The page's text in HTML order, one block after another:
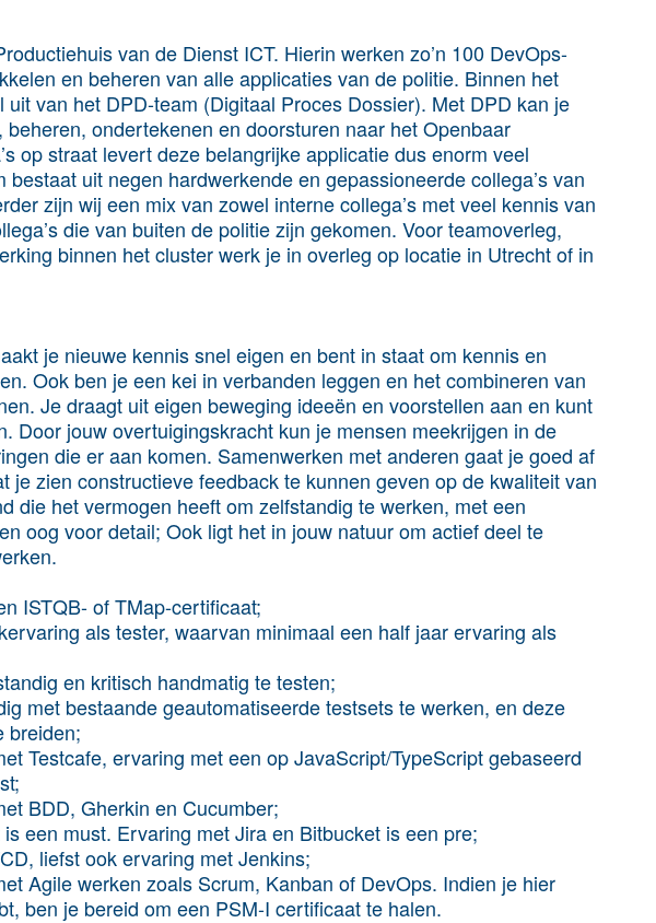
van de Dienst ICT. Hierin werken zo’n 100 DevOps-
en beheren van alle applicaties van de politie. Binnen het
uit van het DPD-team (Digitaal Proces Dossier). Met DPD kan je
ondertekenen en doorsturen naar het Openbaar
op straat levert deze belangrijke applicatie dus enorm veel
uit negen hardwerkende en gepassioneerde collega’s van
zijn wij een mix van zowel interne collega’s met veel kennis van
die van buiten de politie zijn gekomen. Voor teamoverleg,
binnen het cluster werk je in overleg op locatie in Utrecht of in
je nieuwe kennis snel eigen en bent in staat om kennis en
Ook ben je een kei in verbanden leggen en het combineren van
Je draagt uit eigen beweging ideeën en voorstellen aan en kunt
Door jouw overtuigingskracht kun je mensen meekrijgen in de
die er aan komen. Samenwerken met anderen gaat je goed af
je zien constructieve feedback te kunnen geven op de kwaliteit van
die het vermogen heeft om zelfstandig te werken, met een
oog voor detail; Ook ligt het in jouw natuur om actief deel te
ISTQB- of TMap-certificaat;
als tester, waarvan minimaal een half jaar ervaring als
en kritisch handmatig te testen;
met bestaande geautomatiseerde testsets te werken, en deze
breiden;
Testcafe, ervaring met een op JavaScript/TypeScript gebaseerd
BDD, Gherkin en Cucumber;
een must. Ervaring met Jira en Bitbucket is een pre;
liefst ook ervaring met Jenkins;
Agile werken zoals Scrum, Kanban of DevOps. Indien je hier
ben je bereid om een PSM-I certificaat te halen.